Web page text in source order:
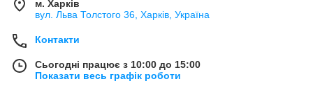
м. Харків
вул. Льва Толстого 36, Харків, Україна
Контакти
Сьогодні працює з 10:00 до 15:00
Показати весь графік роботи